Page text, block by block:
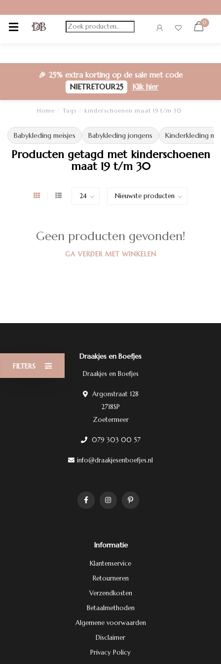
0
🎉 25% extra korting op de sale met code
NIETRETOUR25
Klik hier
Home Tags kinderschoenen maat 19 t/m 30
Babykleding meisjes Babykleding jongens Kinderkleding
Producten getagd met kinderschoenen
maat 19 t/m 30
FILTERS
Geen producten gevonden!
GA VERDER MET WINKELEN
Draakjes en Boefjes
Draakjes en Boefjes
Argonstraat 128
2718SP
Zoetermeer
079 303 00 57
info@draakjesenboefjes.nl
Informatie
Klantenservice
Retourneren
Verzendkosten
Betaalmethoden
Algemene voorwaarden
Disclaimer
Privacy Policy